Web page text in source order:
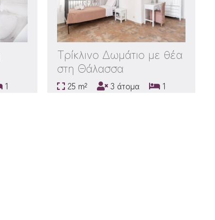
1
Τρίκλινο Δωμάτιο με θέα
στη Θάλασσα
25 m² 3 άτομα
1